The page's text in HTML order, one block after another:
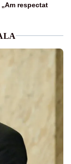
respectat